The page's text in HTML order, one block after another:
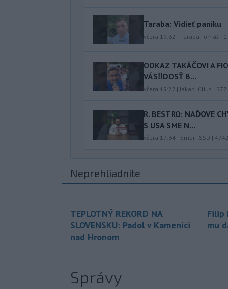
Taraba: Vidieť paniku
včera 19:32 | Taraba Tomáš |
ODKAZ TAKÁČOVI A
VÁS‼️DOSŤ B...
včera 19:27 |Jakab Július | 577
R. BESTRO: NAĎOVE
S USA SME N...
včera 17:34 | Smer - SSD | 4742
Neprehliadnite
TEPLOTNÝ REKORD NA
SLOVENSKU: Padol v Kamenici
nad Hronom
Filip
mu
Správy